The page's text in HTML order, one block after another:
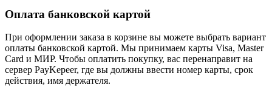
Оплата банковской картой
При оформлении заказа в корзине вы можете выбрать вариант
оплаты банковской картой. Мы принимаем карты Visa, Master
Card и МИР. Чтобы оплатить покупку, вас перенаправит на
сервер PayKepeer, где вы должны ввести номер карты, срок
действия, имя держателя.